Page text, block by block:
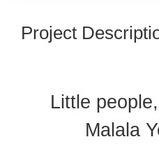
Project
Little
Malala